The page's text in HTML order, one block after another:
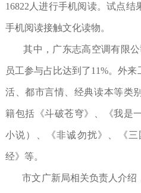
16822人进行手机阅读。试点
手机阅读接触文化读物。
其中，广东志高空调有限公
员工参与占比达到了11%。外
活、都市言情、经典读本等类
籍包括《斗破苍穹》、《我是
小说）、《非诚勿扰》、《
经》等。
市文广新局相关负责人介绍